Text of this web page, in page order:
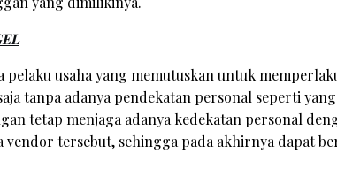
pelaku usaha yang memutuskan untuk
tanpa adanya pendekatan personal seperti
tetap menjaga adanya kedekatan personal
tersebut, sehingga pada akhirnya dapat